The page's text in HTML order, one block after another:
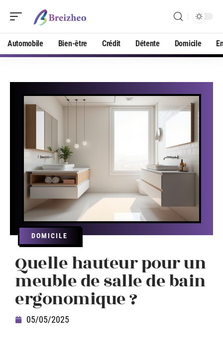
Automobile Bien-être Crédit Détente Domicile
DOMICILE
Quelle hauteur pour un
meuble de salle de bain
ergonomique ?
05/05/2025